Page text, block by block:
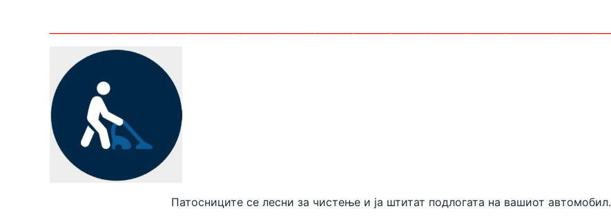
Патосниците се лесни за чистење и ја штитат подлогата на вашиот автомобил.